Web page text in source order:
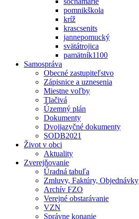
pomnikškola
kríž
krascsenits
jannepomucký
svätátrojica
pamätník1100
Samospráva
Obecné zastupiteľstvo
Zápisnice a uznesenia
Miestne voľby
Tlačivá
Územný plán
Dokumenty
Dvojjazyčné dokumenty
SODB2021
Život v obci
Aktuality
Zverejňovanie
Úradná tabuľa
Zmluvy, Faktúry, Objednávky
Archív FZO
Verejné obstarávanie
VZN
Správne konanie